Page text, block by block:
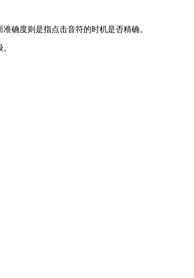
确度则是指点击音符的时机是否精确。